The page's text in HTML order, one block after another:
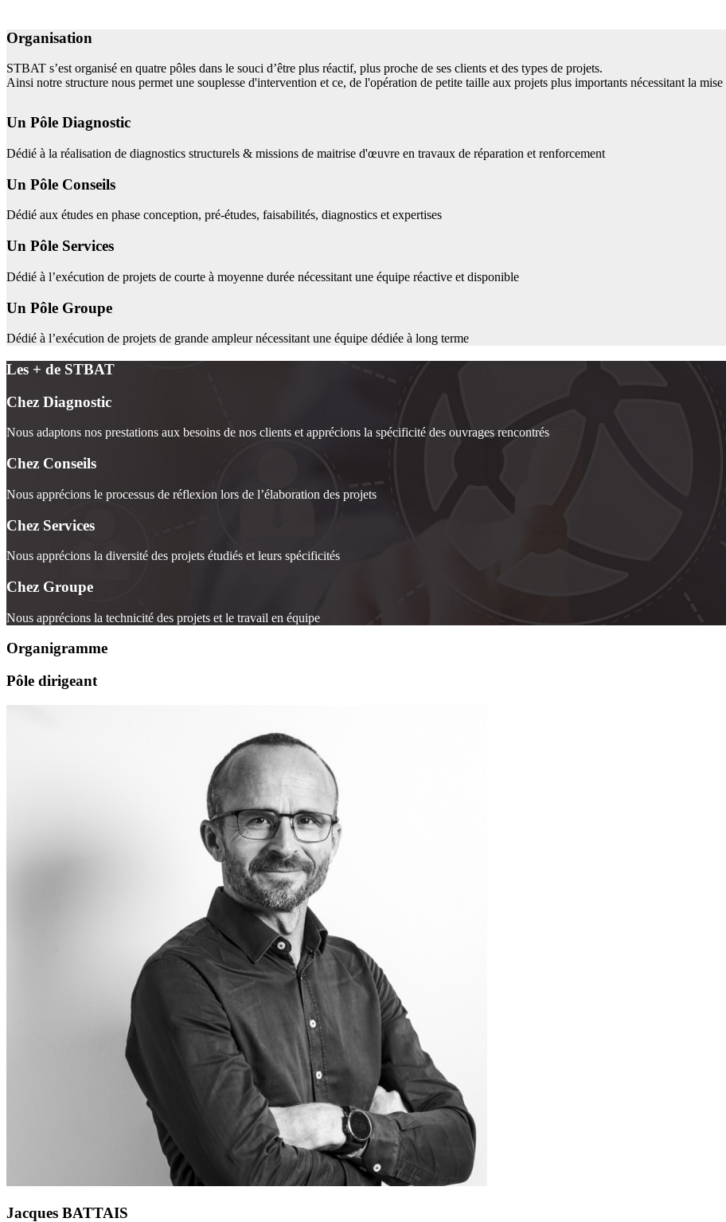
Organisation
STBAT s’est organisé en quatre pôles dans le souci d’être plus réactif, plus proche de ses clients et des types de projets.
Ainsi notre structure nous permet une souplesse d'intervention et ce, de l'opération de petite taille aux projets plus importants nécessitant la
Un Pôle Diagnostic
Dédié à la réalisation de diagnostics structurels & missions de maitrise d'œuvre en travaux de réparation et renforcement
Un Pôle Conseils
Dédié aux études en phase conception, pré-études, faisabilités, diagnostics et expertises
Un Pôle Services
Dédié à l’exécution de projets de courte à moyenne durée nécessitant une équipe réactive et disponible
Un Pôle Groupe
Dédié à l’exécution de projets de grande ampleur nécessitant une équipe dédiée à long terme
Les + de STBAT
Chez Diagnostic
Nous adaptons nos prestations aux besoins de nos clients et apprécions la spécificité des ouvrages rencontrés
Chez Conseils
Nous apprécions le processus de réflexion lors de l’élaboration des projets
Chez Services
Nous apprécions la diversité des projets étudiés et leurs spécificités
Chez Groupe
Nous apprécions la technicité des projets et le travail en équipe
Organigramme
Pôle dirigeant
Jacques BATTAIS